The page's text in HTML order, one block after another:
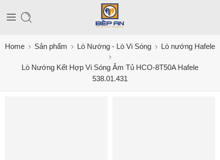
Home Sản phẩm Lò Nướng - Lò Vi Sóng Lò nướng Hafele
Lò Nướng Kết Hợp Vi Sóng Âm Tủ HCO-8T50A Hafele
538.01.431